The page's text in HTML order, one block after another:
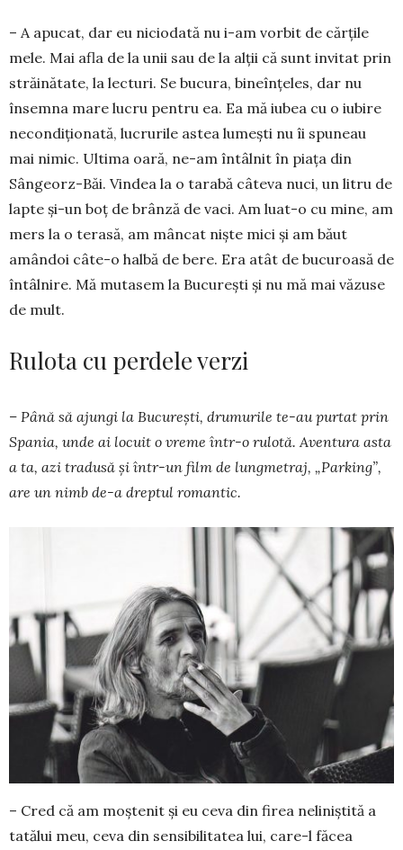
– A apucat, dar eu nici­o­dată nu i-am vorbit de căr­țile
mele. Mai afla de la unii sau de la alții că sunt invitat prin
străinătate, la lecturi. Se bucura, bine­înțeles, dar nu
însemna mare lucru pen­tru ea. Ea mă iubea cu o iu­bi­re
necondiționată, lucru­ri­le astea lumești nu îi spu­neau
mai nimic. Ultima oa­ră, ne-am întâlnit în piața din
Sângeorz-Băi. Vindea la o tarabă câteva nuci, un litru de
lapte și-un boț de brânză de vaci. Am luat-o cu mine, am
mers la o terasă, am mâncat niște mici și am băut
amândoi câte-o halbă de bere. Era atât de bucuroasă de
întâlnire. Mă mutasem la București și nu mă mai văzuse
de mult.
Rulota cu perdele verzi
– Până să ajungi la București, drumurile te-au purtat prin
Spania, unde ai locuit o vreme într-o rulotă. Aventura asta
a ta, azi tradusă și într-un film de lungmetraj, „Parking”,
are un nimb de-a dreptul romantic.
– Cred că am moștenit și eu ceva din firea ne­liniștită a
tatălui meu, ceva din sensibilitatea lui, care-l făcea